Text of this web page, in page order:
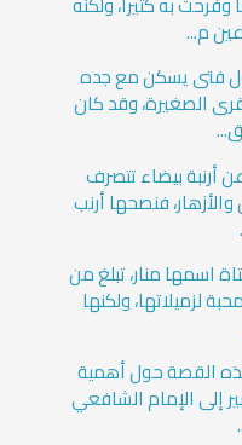
م...
فتى يسكن مع جده
الصغيرة، وقد كان
أرنبة بيضاء تتصرف
فنصحها أرنب
اسمها منار، تبلغ من
لزميلاتها، ولكنها
القصة حول أهمية
إلى الإمام الشافعي